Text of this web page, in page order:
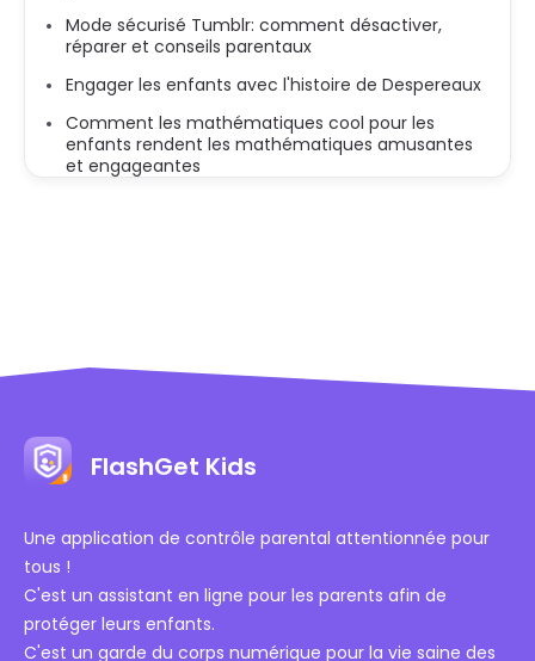
Mode sécurisé Tumblr: comment désactiver,
réparer et conseils parentaux
Engager les enfants avec l'histoire de Despereaux
Comment les mathématiques cool pour les
enfants rendent les mathématiques amusantes
et engageantes
FlashGet Kids
Une application de contrôle parental attentionnée pour
tous !
C'est un assistant en ligne pour les parents afin de
protéger leurs enfants.
C'est un garde du corps numérique pour la vie saine des